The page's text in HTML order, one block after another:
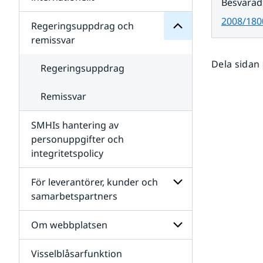
organisation
Undersidor
för
Samverkan
internationellt
Regeringsuppdrag och
remissvar
Regeringsuppdrag
Remissvar
SMHIs hantering av
personuppgifter och
integritetspolicy
För leverantörer, kunder och
samarbetspartners
Undersidor
för
Om webbplatsen
Visselblåsarfunktion
2008/
Dela sidan